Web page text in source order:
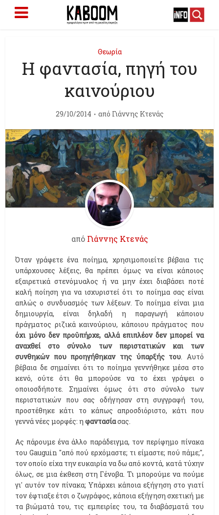
Θεωρία
Η φαντασία, πηγή του
καινούριου
29/10/2014 από Γιάννης Κτενάς
από Γιάννης Κτενάς
Όταν γράφετε ένα ποίημα, χρησιμοποιείτε βέβαια τις
υπάρχουσες λέξεις, θα πρέπει όμως να είναι κάποιος
εξαιρετικά στενόμυαλος ή να μην έχει διαβάσει ποτέ
καλή ποίηση για να ισχυριστεί ότι το ποίημα σας είναι
απλώς ο συνδυασμός των λέξεων. Το ποίημα είναι μια
δημιουργία, είναι δηλαδή η παραγωγή κάποιου
πράγματος ριζικά καινούριου, κάποιου πράγματος που
όχι μόνο δεν προϋπήρχε, αλλά επιπλέον δεν μπορεί να
αναχθεί στο σύνολο των περιστατικών και των
συνθηκών που προηγήθηκαν της ύπαρξής του. Αυτό
βέβαια δε σημαίνει ότι το ποίημα γεννήθηκε μέσα στο
κενό, ούτε ότι θα μπορούσε να το έχει γράψει ο
οποιοσδήποτε. Σημαίνει όμως ότι στο σύνολο των
περιστατικών που σας οδήγησαν στη συγγραφή του,
προστέθηκε κάτι το κάπως απροσδιόριστο, κάτι που
γεννά νέες μορφές: ηφαντασίασας.
Ας πάρουμε ένα άλλο παράδειγμα, τον περίφημο πίνακα
του Gauguin "από πού ερχόμαστε; τι είμαστε; πού πάμε;",
τον οποίο είχα την ευκαιρία να δω από κοντά, κατά τύχην
όλως, σε μια έκθεση στη Γένοβα. Τι μπορούμε να πούμε
γι' αυτόν τον πίνακα; Υπάρχει κάποια εξήγηση στο γιατί
τον έφτιαξε έτσι ο ζωγράφος, κάποια εξήγηση σχετική με
τα βιώματά του, τις εμπειρίες του, τα διαβάσματά του